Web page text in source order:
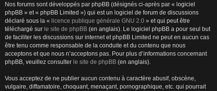
Nos forums sont développés par phpBB (désignés ci-après par « logiciel
phpBB » et « phpBB Limited ») qui est un logiciel de forum de discussions
déclaré sous la « licence publique générale GNU 2.0 » et qui peut être
téléchargé sur le site de phpBB (en anglais). Le logiciel phpBB a pour seul but
de faciliter les discussions sur internet et phpBB Limited ne peut en aucun cas
être tenu comme responsable de la conduite et du contenu que nous
acceptons et que nous n’acceptons pas. Pour plus d’informations concernant
phpBB, veuillez consulter le site de phpBB (en anglais).
Vous acceptez de ne publier aucun contenu à caractère abusif, obscène,
vulgaire, diffamatoire, choquant, menaçant, pornographique, etc. qui pourrait